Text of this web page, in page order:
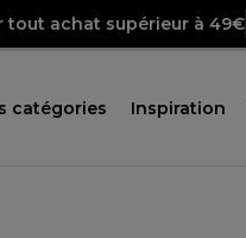
tout achat supérieur à 49€
catégories Inspiration